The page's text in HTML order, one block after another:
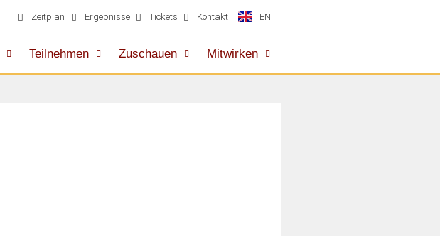
Zeitplan Ergebnisse Tickets Kontakt EN
Teilnehmen Zuschauen Mitwirken